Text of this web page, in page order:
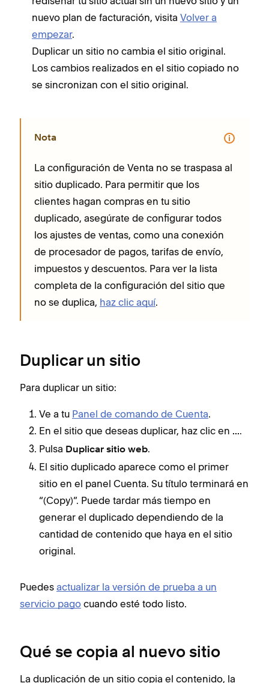
nuevo plan de facturación, visita Volver a
empezar.
Duplicar un sitio no cambia el sitio original.
Los cambios realizados en el sitio copiado no
se sincronizan con el sitio original.
Nota
La configuración de Venta no se traspasa al
sitio duplicado. Para permitir que los
clientes hagan compras en tu sitio
duplicado, asegúrate de configurar todos
los ajustes de ventas, como una conexión
de procesador de pagos, tarifas de envío,
impuestos y descuentos. Para ver la lista
completa de la configuración del sitio que
no se duplica, haz clic aquí.
Duplicar un sitio
Para duplicar un sitio:
Ve a tu Panel de comando de Cuenta.
En el sitio que deseas duplicar, haz clic en ....
Pulsa Duplicar sitio web.
El sitio duplicado aparece como el primer
sitio en el panel Cuenta. Su título terminará en
“(Copy)”. Puede tardar más tiempo en
generar el duplicado dependiendo de la
cantidad de contenido que haya en el sitio
original.
Puedes actualizar la versión de prueba a un
servicio pago cuando esté todo listo.
Qué se copia al nuevo sitio
La duplicación de un sitio copia el contenido, la